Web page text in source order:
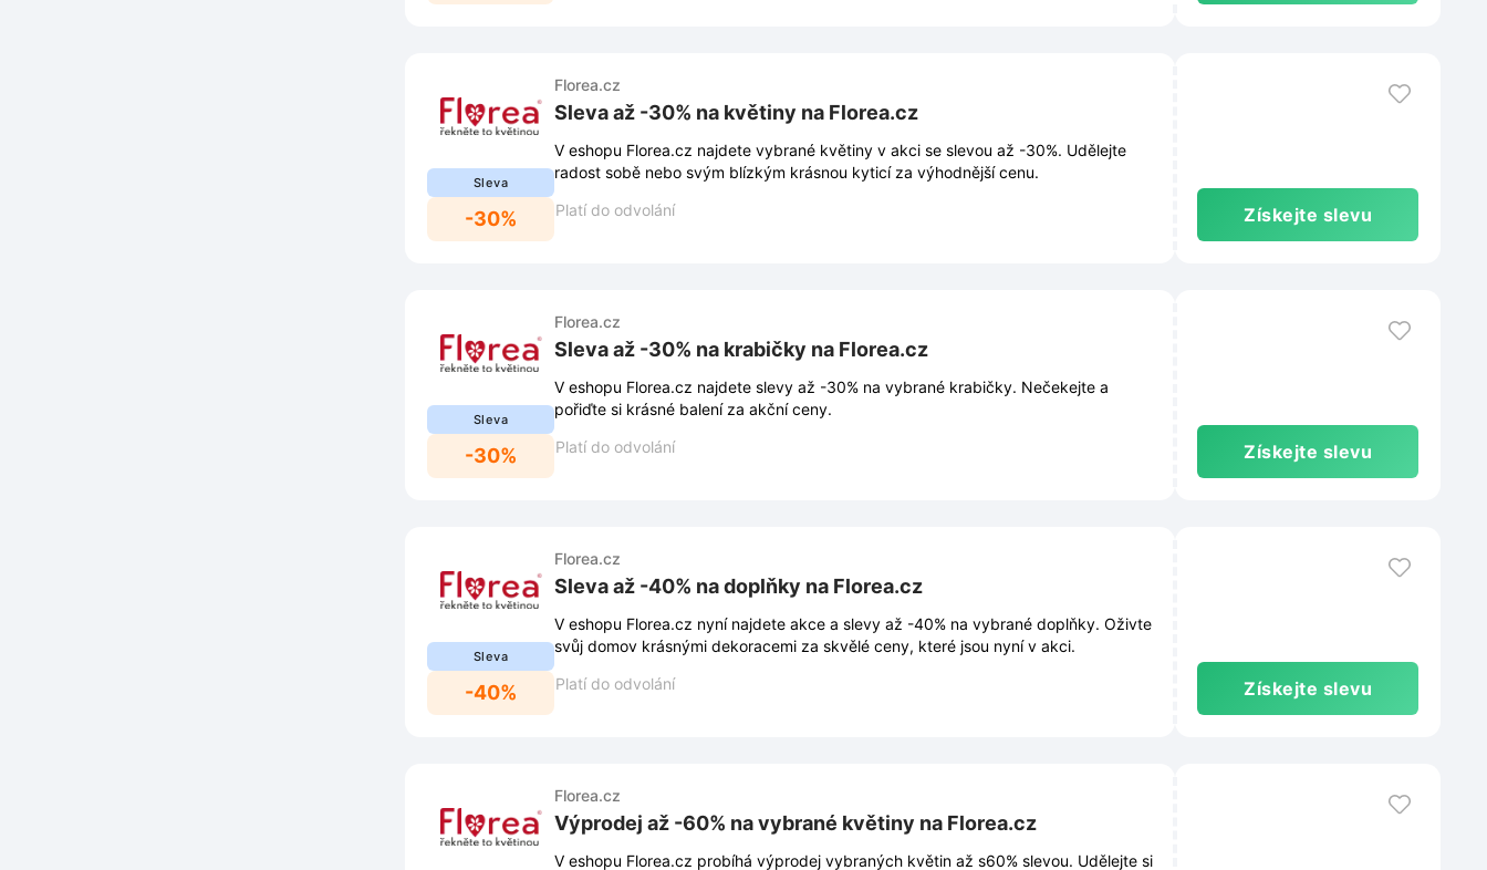
Sleva
-30%
Florea.cz
Sleva až -30% na květiny na Florea.cz
V eshopu Florea.cz najdete vybrané květiny v akci se slevou až -30%. Udělejte
radost sobě nebo svým blízkým krásnou kyticí za výhodnější cenu.
Platí do odvolání
Získejte slevu
Sleva
-30%
Florea.cz
Sleva až -30% na krabičky na Florea.cz
V eshopu Florea.cz najdete slevy až -30% na vybrané krabičky. Nečekejte a
pořiďte si krásné balení za akční ceny.
Platí do odvolání
Získejte slevu
Sleva
-40%
Florea.cz
Sleva až -40% na doplňky na Florea.cz
V eshopu Florea.cz nyní najdete akce a slevy až -40% na vybrané doplňky. Oživte
svůj domov krásnými dekoracemi za skvělé ceny, které jsou nyní v akci.
Platí do odvolání
Získejte slevu
Florea.cz
Výprodej až -60% na vybrané květiny na Florea.cz
V eshopu Florea.cz probíhá výprodej vybraných květin až s60% slevou. Udělejte si